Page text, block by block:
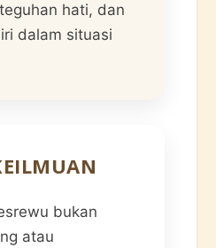
hati, dan
dalam situasi
bukan
atau